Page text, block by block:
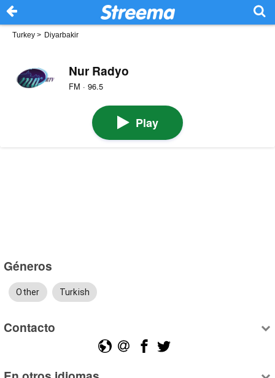
Turkey > Diyarbakir
Nur Radyo
FM · 96.5
Play
Géneros
Other Turkish
Contacto